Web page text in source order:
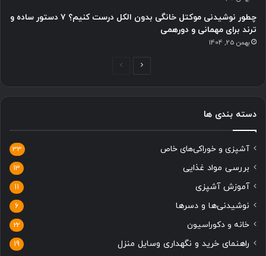
چطور نوشیدنی موکتل خانگی بدون الکل درست کنیم؟ ۷ دستور ساده و
ترند برای مهمانی و دورهمی
بهمن 25, 1404
صفحه
صفحه
دسته بندی ها
آشپزی و خوراکی‌های خاص 33
بررسی مواد غذایی 13
آموزش آشپزی 11
نوشیدنی‌ها و دسرها 6
خانه و دکوراسیون 22
راهنمای خرید و نگهداری وسایل منزل 19